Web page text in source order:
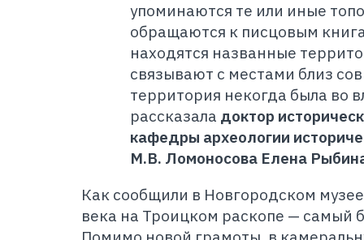
упоминаются те или иные
обращаются к писцовым
находятся названные
связывают с местами близ
территория некогда была во
рассказала доктор
кафедры археологии
М.В. Ломоносова Елена
Как сообщили в Новгородском
века на Троицком раскопе — самый